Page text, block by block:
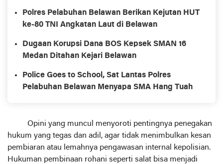
Polres Pelabuhan Belawan Berikan Kejutan HUT
ke-80 TNI Angkatan Laut di Belawan
Dugaan Korupsi Dana BOS Kepsek SMAN 16
Medan Ditahan Kejari Belawan
Police Goes to School, Sat Lantas Polres
Pelabuhan Belawan Menyapa SMA Hang Tuah
Opini yang muncul menyoroti pentingnya penegakan
hukum yang tegas dan adil, agar tidak menimbulkan kesan
pembiaran atau lemahnya pengawasan internal kepolisian.
Hukuman pembinaan rohani seperti salat bisa menjadi